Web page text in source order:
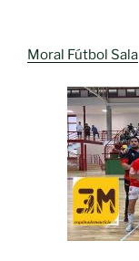
Moral Fútbol Sala